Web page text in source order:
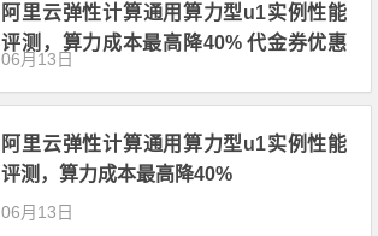
阿里云弹性计算通用算力型u1实例性能
评测，算力成本最高降40% 代金券优惠
券
06月13日
阿里云弹性计算通用算力型u1实例性能
评测，算力成本最高降40%
06月13日